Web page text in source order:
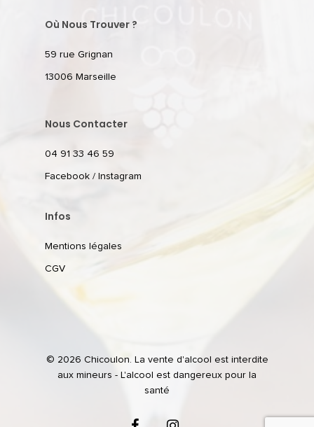
Où Nous Trouver ?
59 rue Grignan
13006 Marseille
Nous Contacter
04 91 33 46 59
Facebook / Instagram
Infos
Mentions légales
CGV
© 2026 Chicoulon. La vente d'alcool est interdite
aux mineurs - L'alcool est dangereux pour la
santé